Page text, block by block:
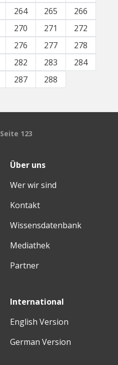
264 265
266
270 271
272
276 277
278
282 283
284
287 288
Seite 123
Über uns
Wer wir sind
Kontakt
Wissensdatenbank
Mediathek
Partner
International
English Version
German Version